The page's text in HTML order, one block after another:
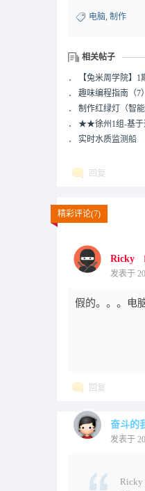
电脑, 制作
相关帖子
． 【兔米周学院】
． 趣味编程指南（7
． 制作红绿灯（智能
． ★★徐州1组-基于
． 实时水质监测船
回复
精彩评论(7)
Ricky
发表于
假的。。。电
回复
奋斗的
发表于
Ricky